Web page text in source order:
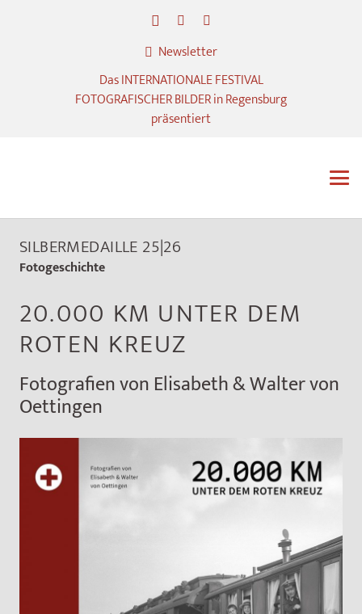
Newsletter
Das INTERNATIONALE FESTIVAL
FOTOGRAFISCHER BILDER in Regensburg
präsentiert
SILBERMEDAILLE 25|26
Fotogeschichte
20.000 KM UNTER DEM
ROTEN KREUZ
Fotografien von Elisabeth & Walter von
Oettingen